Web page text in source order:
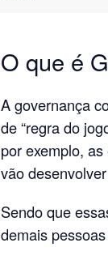
O que é
A governança
de “regra do
por exemplo,
vão
Sendo que
demais